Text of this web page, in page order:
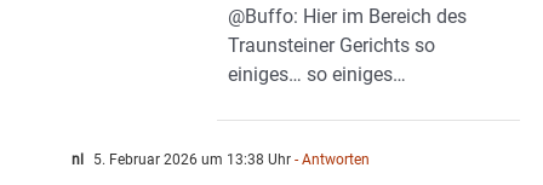
@Buffo: Hier im Bereich des
Traunsteiner Gerichts so
einiges… so einiges…
nl 5. Februar 2026 um 13:38 Uhr - Antworten